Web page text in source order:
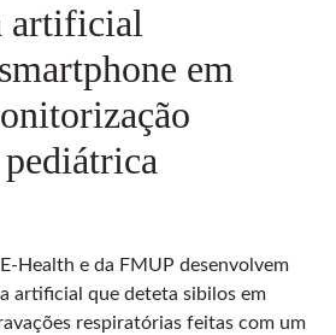
artificial
em
Health e da FMUP desenvolvem
artificial que deteta sibilos em
respiratórias feitas com um